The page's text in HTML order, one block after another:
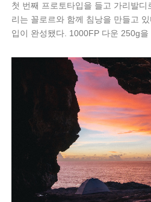
첫 번째 프로토타입을 들고 가리발
리는 꼴로르와 함께 침낭을 만들고
입이 완성됐다. 1000FP 다운 250g을